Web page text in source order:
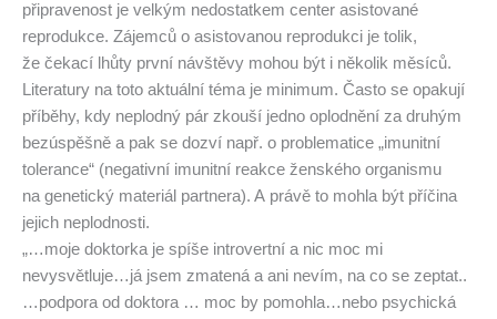
připravenost je velkým nedostatkem center asistované
reprodukce. Zájemců o asistovanou reprodukci je tolik,
že čekací lhůty první návštěvy mohou být i několik měsíců.
Literatury na toto aktuální téma je minimum. Často se opakují
příběhy, kdy neplodný pár zkouší jedno oplodnění za druhým
bezúspěšně a pak se dozví např. o problematice „imunitní
tolerance“ (negativní imunitní reakce ženského organismu
na genetický materiál partnera). A právě to mohla být příčina
jejich neplodnosti.
„…moje doktorka je spíše introvertní a nic moc mi
nevysvětluje…já jsem zmatená a ani nevím, na co se zeptat..
…podpora od doktora … moc by pomohla…nebo psychická